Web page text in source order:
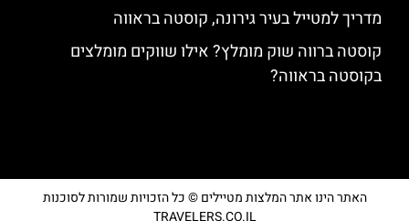
מדריך למטייל בעיר גירונה, קוסטה בראווה
קוסטה ברווה שוק מומלץ? אילו שווקים מומלצים
בקוסטה בראווה?
האתר הינו אתר המלצות מטיילים © כל הזכויות שמורות לסוכנות